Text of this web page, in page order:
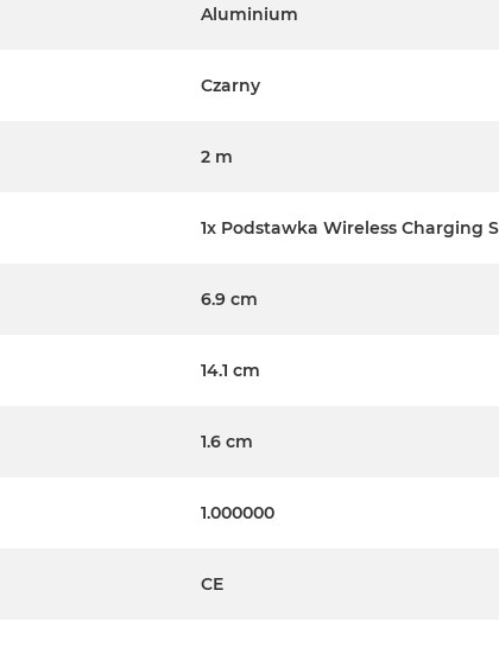
7,5W/5W), a także
mocy
Aluminium
Czarny
2 m
1x Podstawka Wireless Charging
6.9 cm
14.1 cm
1.6 cm
1.000000
CE